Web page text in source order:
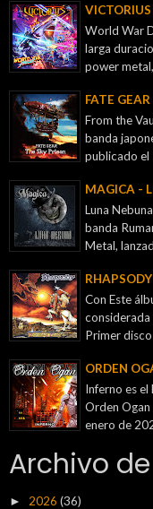
World War
larga
power
FATE
From the
banda
publicado el
MAGICA -
Luna
banda
Metal,
Con Este
considerada
Primer
ORDEN
Inferno es el
Orden
enero de
Archivo
► 2026 (36)